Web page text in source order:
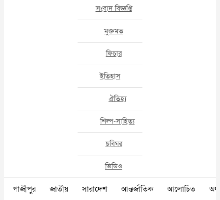
সংবাদ বিজ্ঞপ্তি
মুক্তমত
ফিচার
ইতিহাস
ঐতিহ্য
শিল্প-সাহিত্য
ছবিঘর
ভিডিও
গাজীপুর জাতীয় সারাদেশ আন্তর্জাতিক আলোচিত